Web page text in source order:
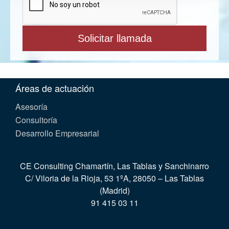
Áreas de actuación
Asesoría
Consultoría
Desarrollo Empresarial
CE Consulting Chamartín, Las Tablas y Sanchinarro
C/ Viloria de la Rioja, 53 1ºA, 28050 – Las Tablas
(Madrid)
91 415 03 11